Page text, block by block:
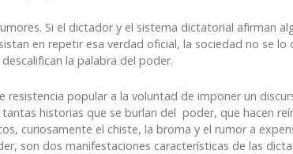
Si el dictador y el sistema dictatorial afirman
en repetir esa verdad oficial, la sociedad no se lo
la palabra del poder.
resistencia popular a la voluntad de imponer un
historias que se burlan del poder, que hacen
curiosamente el chiste, la broma y el rumor a
son dos manifestaciones características de las